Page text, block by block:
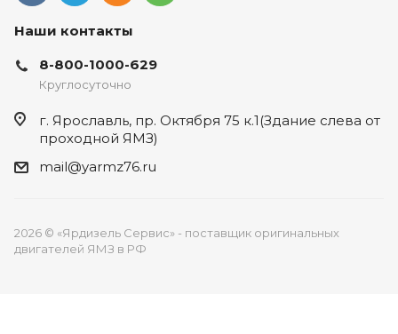
Наши контакты
8-800-1000-629
Круглосуточно
г. Ярославль, пр. Октября 75 к.1(Здание слева от
проходной ЯМЗ)
mail@yarmz76.ru
2026 © «Ярдизель Сервис» - поставщик оригинальных
двигателей ЯМЗ в РФ